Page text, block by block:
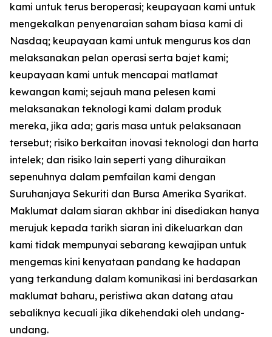
kami untuk terus beroperasi; keupayaan kami untuk
mengekalkan penyenaraian saham biasa kami di
Nasdaq; keupayaan kami untuk mengurus kos dan
melaksanakan pelan operasi serta bajet kami;
keupayaan kami untuk mencapai matlamat
kewangan kami; sejauh mana pelesen kami
melaksanakan teknologi kami dalam produk
mereka, jika ada; garis masa untuk pelaksanaan
tersebut; risiko berkaitan inovasi teknologi dan harta
intelek; dan risiko lain seperti yang dihuraikan
sepenuhnya dalam pemfailan kami dengan
Suruhanjaya Sekuriti dan Bursa Amerika Syarikat.
Maklumat dalam siaran akhbar ini disediakan hanya
merujuk kepada tarikh siaran ini dikeluarkan dan
kami tidak mempunyai sebarang kewajipan untuk
mengemas kini kenyataan pandang ke hadapan
yang terkandung dalam komunikasi ini berdasarkan
maklumat baharu, peristiwa akan datang atau
sebaliknya kecuali jika dikehendaki oleh undang-
undang.